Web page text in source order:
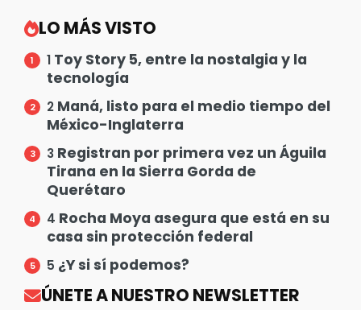
LO MÁS VISTO
1 Toy Story 5, entre la nostalgia y la
tecnología
2 Maná, listo para el medio tiempo del
México-Inglaterra
3 Registran por primera vez un Águila
Tirana en la Sierra Gorda de
Querétaro
4 Rocha Moya asegura que está en su
casa sin protección federal
5 ¿Y si sí podemos?
ÚNETE A NUESTRO NEWSLETTER